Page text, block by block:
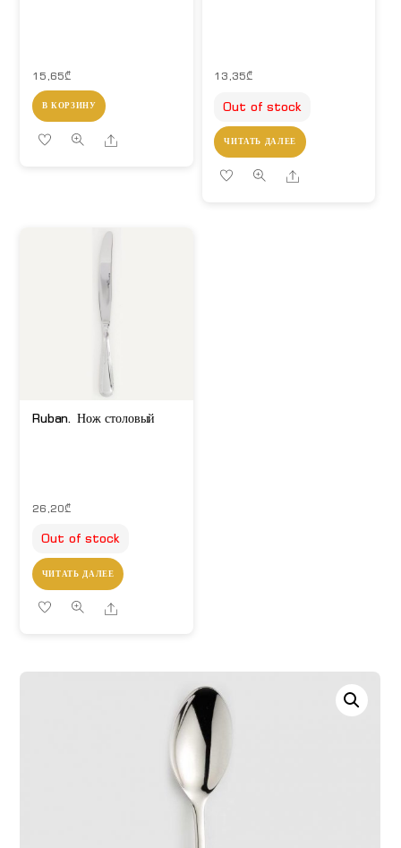
15,65₾
В КОРЗИНУ
Share
13,35₾
Out of stock
ЧИТАТЬ ДАЛЕЕ
Share
Ruban. Нож столовый
26,20₾
Out of stock
ЧИТАТЬ ДАЛЕЕ
Share